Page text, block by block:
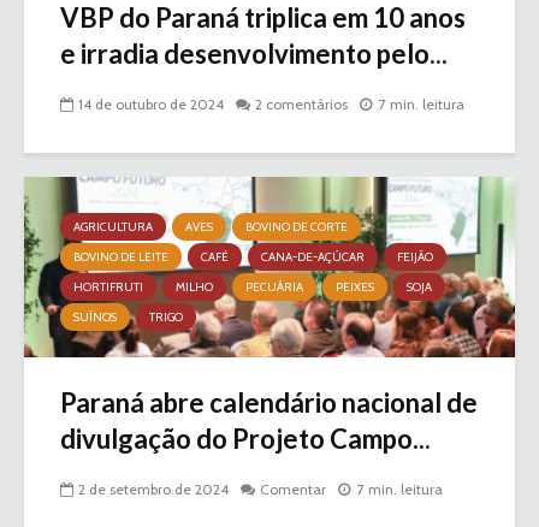
VBP do Paraná triplica em 10 anos
e irradia desenvolvimento pelo...
14 de outubro de 2024 2 comentários 7 min. leitura
AGRICULTURA AVES
BOVINO DE CORTE
BOVINO DE LEITE
CAFÉ CANA-DE-AÇÚCAR
FEIJÃO
HORTIFRUTI
MILHO PECUÁRIA PEIXES
SOJA
SUÍNOS
TRIGO
Paraná abre calendário nacional de
divulgação do Projeto Campo...
2 de setembro de 2024 Comentar 7 min. leitura